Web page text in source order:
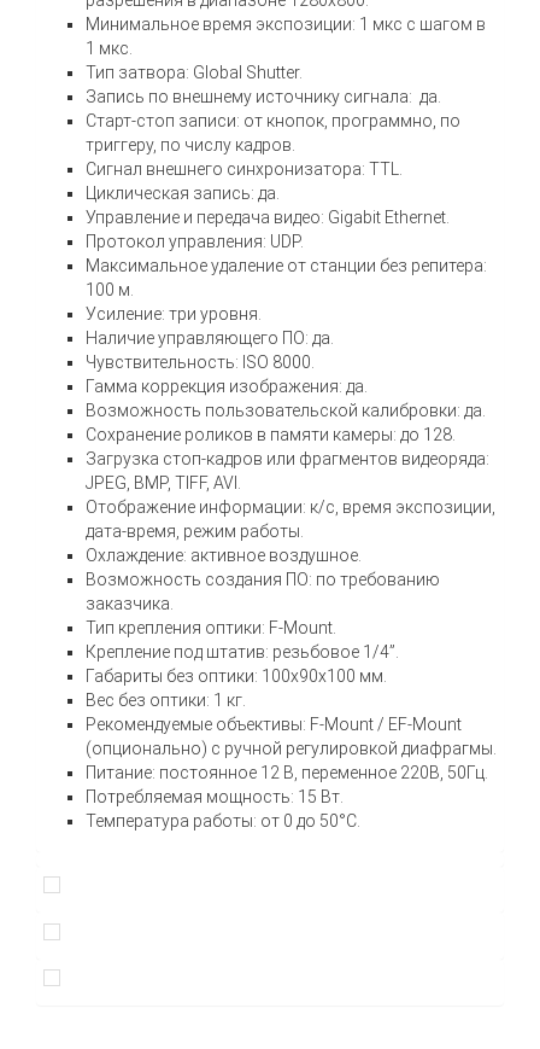
Минимальное время экспозиции: 1 мкс с шагом в
1 мкс.
Тип затвора: Global Shutter.
Запись по внешнему источнику сигнала: да.
Старт-стоп записи: от кнопок, программно, по
триггеру, по числу кадров.
Сигнал внешнего синхронизатора: TTL.
Циклическая запись: да.
Управление и передача видео: Gigabit Ethernet.
Протокол управления: UDP.
Максимальное удаление от станции без репитера:
100 м.
Усиление: три уровня.
Наличие управляющего ПО: да.
Чувствительность: ISO 8000.
Гамма коррекция изображения: да.
Возможность пользовательской калибровки: да.
Сохранение роликов в памяти камеры: до 128.
Загрузка стоп-кадров или фрагментов видеоряда:
JPEG, BMP, TIFF, AVI.
Отображение информации: к/c, время экспозиции,
дата-время, режим работы.
Охлаждение: активное воздушное.
Возможность создания ПО: по требованию
заказчика.
Тип крепления оптики: F-Mount.
Крепление под штатив: резьбовое 1/4”.
Габариты без оптики: 100х90х100 мм.
Вес без оптики: 1 кг.
Рекомендуемые объективы: F-Mount / EF-Mount
(опционально) с ручной регулировкой диафрагмы.
Питание: постоянное 12 В, переменное 220В, 50Гц.
Потребляемая мощность: 15 Вт.
Температура работы: от 0 до 50°C.